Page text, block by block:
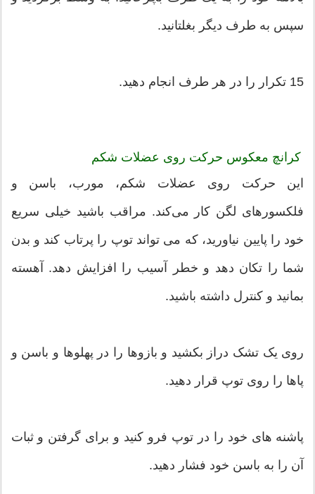
سپس به طرف دیگر بغلتانید.
15 تکرار را در هر طرف انجام دهید.
کرانچ معکوس حرکت روی عضلات شکم
این حرکت روی عضلات شکم، مورب، باسن و
فلکسورهای لگن کار می‌کند. مراقب باشید خیلی سریع
خود را پایین نیاورید، که می تواند توپ را پرتاب کند و بدن
شما را تکان دهد و خطر آسیب را افزایش دهد. آهسته
بمانید و کنترل داشته باشید.
روی یک تشک دراز بکشید و بازوها را در پهلوها و باسن و
پاها را روی توپ قرار دهید.
پاشنه های خود را در توپ فرو کنید و برای گرفتن و ثبات
آن را به باسن خود فشار دهید.